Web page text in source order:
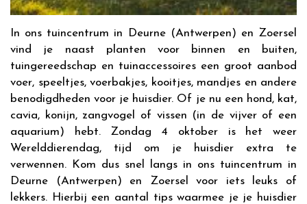
In ons tuincentrum in Deurne (Antwerpen) en Zoersel
vind je naast planten voor binnen en buiten,
tuingereedschap en tuinaccessoires een groot aanbod
voer, speeltjes, voerbakjes, kooitjes, mandjes en andere
benodigdheden voor je huisdier. Of je nu een hond, kat,
cavia, konijn, zangvogel of vissen (in de vijver of een
aquarium) hebt. Zondag 4 oktober is het weer
Werelddierendag, tijd om je huisdier extra te
verwennen. Kom dus snel langs in ons tuincentrum in
Deurne (Antwerpen) en Zoersel voor iets leuks of
lekkers. Hierbij een aantal tips waarmee je je huisdier